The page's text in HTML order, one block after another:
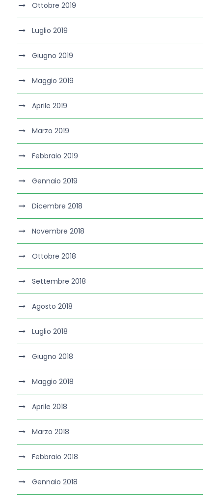
Ottobre 2019
Luglio 2019
Giugno 2019
Maggio 2019
Aprile 2019
Marzo 2019
Febbraio 2019
Gennaio 2019
Dicembre 2018
Novembre 2018
Ottobre 2018
Settembre 2018
Agosto 2018
Luglio 2018
Giugno 2018
Maggio 2018
Aprile 2018
Marzo 2018
Febbraio 2018
Gennaio 2018